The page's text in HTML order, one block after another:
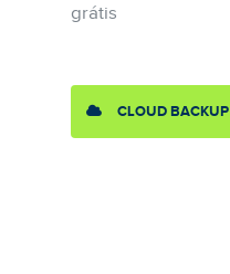
grátis
CLOUD BACKUP